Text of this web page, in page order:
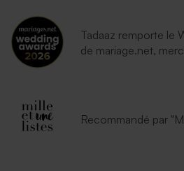
Tadaaz remporte le
de mariage.net,
Recommandé par